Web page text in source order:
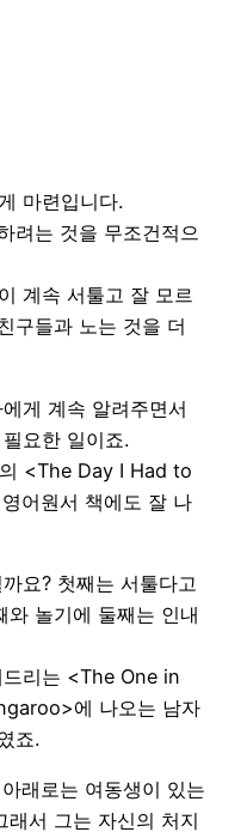
마련입니다.
려는 것을 무조건적으
계속 서툴고 잘 모르
구들과 노는 것을 더
게 계속 알려주면서
요한 일이죠.
<The Day I Had to
어원서 책에도 잘 나
요? 첫째는 서툴다고
와 놀기에 둘째는 인내
리는 <The One in
에 나오는 남자
죠.
래로는 여동생이 있는
래서 그는 자신의 처지